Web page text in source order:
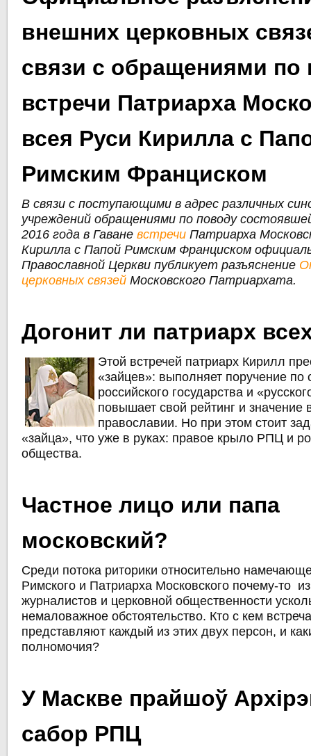
внешних церковных
связи с обращениями по
встречи Патриарха
всея Руси Кирилла с
Римским Франциском
В связи с поступающими в адрес различных
учреждений обращениями по поводу
2016 года в Гаваневстречи Патриарха
Кирилла с Папой Римским Франциском
Православной Церкви публикует разъяснение
церковных связей Московского Патриархата.
Догонит ли патриарх
Этой встречей патриарх Кирилл
«зайцев»: выполняет поручение по
российского государства и
повышает свой рейтинг и значение
православии. Но при этом стоит
«зайца», что уже в руках: правое крыло РПЦ и
общества.
Частное лицо или папа
московский?
Среди потока риторики относительно
Римского и Патриарха Московского почему-то
журналистов и церковной общественности
немаловажное обстоятельство. Кто с кем
представляют каждый из этих двух персон, и
полномочия?
У Маскве прайшоў
сабор РПЦ